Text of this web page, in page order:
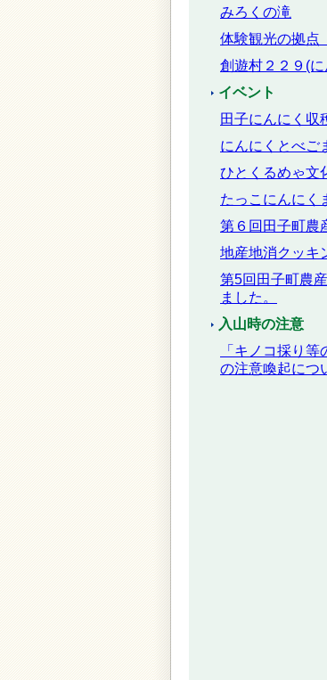
みろくの滝
体験観光の拠点
創遊村２２９(
イベント
田子にんにく収
にんにくとべご
ひとくるめゃ文
たっこにんにく
第６回田子町農
地産地消クッキ
第5回田子町農
ました。
入山時の注意
「キノコ採り
の注意喚起につ